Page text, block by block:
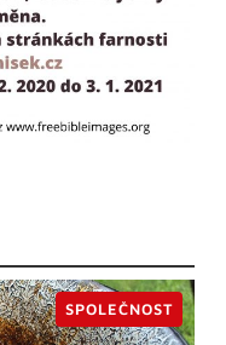
SPOLEČNOST